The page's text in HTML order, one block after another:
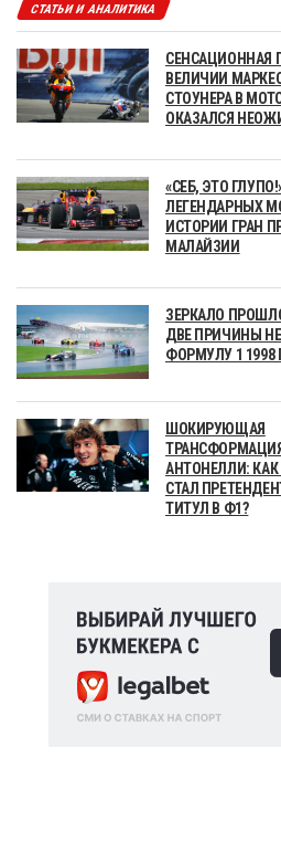
СТАТЬИ И АНАЛИТИКА
СЕНСАЦИОННАЯ
ВЕЛИЧИИ
СТОУНЕРА В
ОКАЗАЛСЯ
«СЕБ, ЭТО
ЛЕГЕНДАРНЫХ
ИСТОРИИ ГРАН
МАЛАЙЗИИ
ЗЕРКАЛО
ДВЕ ПРИЧИНЫ
ФОРМУЛУ 1 1998
ШОКИРУЮЩАЯ
АНТОНЕЛЛИ:
СТАЛ
ТИТУЛ В Ф1?